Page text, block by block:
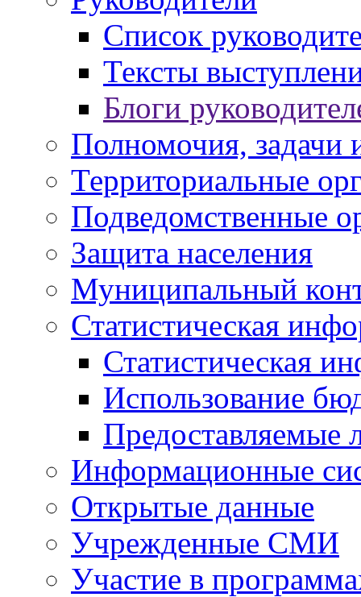
Список
Тексты
Блоги
Полномочия, задачи
Территориальные
Подведомственные
Защита населения
Муниципальный
Статистическая
Статистическая
Использование
Предоставляемые
Информационные
Открытые данные
Учрежденные СМИ
Участие в